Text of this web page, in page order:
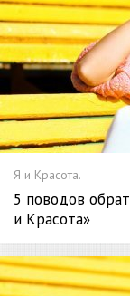
Я и Красота.
5 поводов
и Красота»